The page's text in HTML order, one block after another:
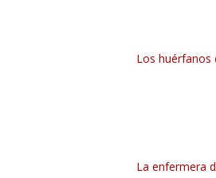
Los huérfanos
La enfermera